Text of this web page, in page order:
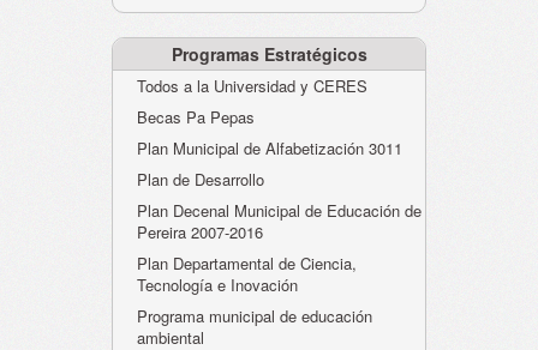
Humano-Cesantías
Programas Estratégicos
Todos a la Universidad y CERES
Becas Pa Pepas
Plan Municipal de Alfabetización 3011
Plan de Desarrollo
Plan Decenal Municipal de Educación de
Pereira 2007-2016
Plan Departamental de Ciencia,
Tecnología e Inovación
Programa municipal de educación
ambiental